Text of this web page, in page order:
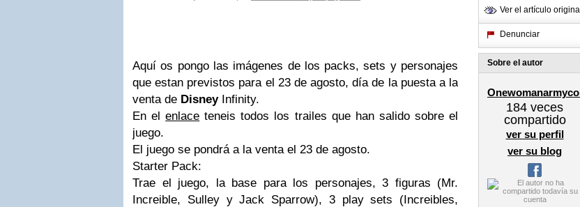
Aquí os pongo las imágenes de los packs, sets y personajes
que estan previstos para el 23 de agosto, día de la puesta a la
venta de DisneyInfinity.
En elenlace teneis todos los trailes que han salido sobre el
juego.
El juego se pondrá a la venta el 23 de agosto.
Starter Pack:
Trae el juego, la base para los personajes, 3 figuras (Mr.
Increible, Sulley y Jack Sparrow), 3 play sets (Increibles,
Ver el artículo original
Denunciar
Sobre el autor
184 veces
compartido
ver su perfil
ver su blog